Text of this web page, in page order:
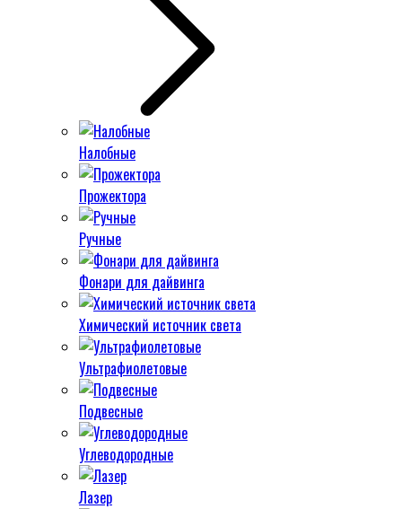
Налобные
Прожектора
Ручные
Фонари для дайвинга
Химический источник света
Ультрафиолетовые
Подвесные
Углеводородные
Лазер